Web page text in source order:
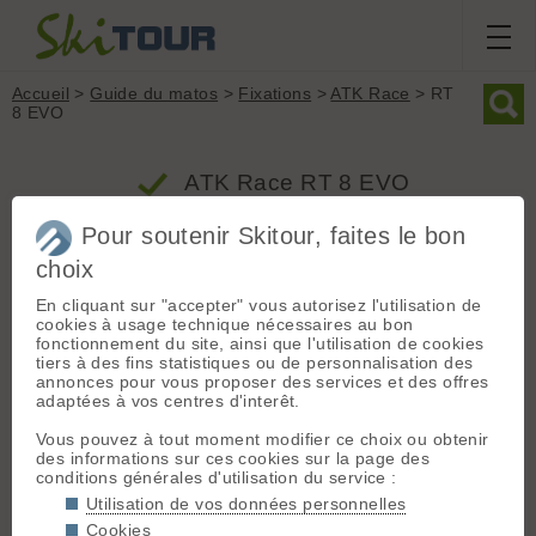
Accueil > Guide du matos > Fixations > ATK Race > RT
8 EVO
ATK Race RT 8 EVO
Produit
Groupe : Fixations
Marque : ATK Race
Modèle : RT 8 EVO
Type : Course
Poids (la paire) : 520 grammes
Inserts : Oui
Prix indicatif : 579.00 € - Produit commercialisé depuis la
saison 2017/2018
Pour soutenir Skitour, faites le bon
choix
En cliquant sur "accepter" vous autorisez l'utilisation de
cookies à usage technique nécessaires au bon
fonctionnement du site, ainsi que l'utilisation de cookies
tiers à des fins statistiques ou de personnalisation des
annonces pour vous proposer des services et des offres
adaptées à vos centres d'interêt.
Vous pouvez à tout moment modifier ce choix ou obtenir
des informations sur ces cookies sur la page des
conditions générales d'utilisation du service :
Utilisation de vos données personnelles
Cookies